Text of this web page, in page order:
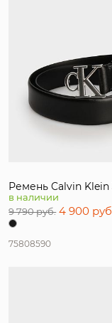
Ремень Calvin Klein
в наличии
9 790 руб. 4 900
75808590